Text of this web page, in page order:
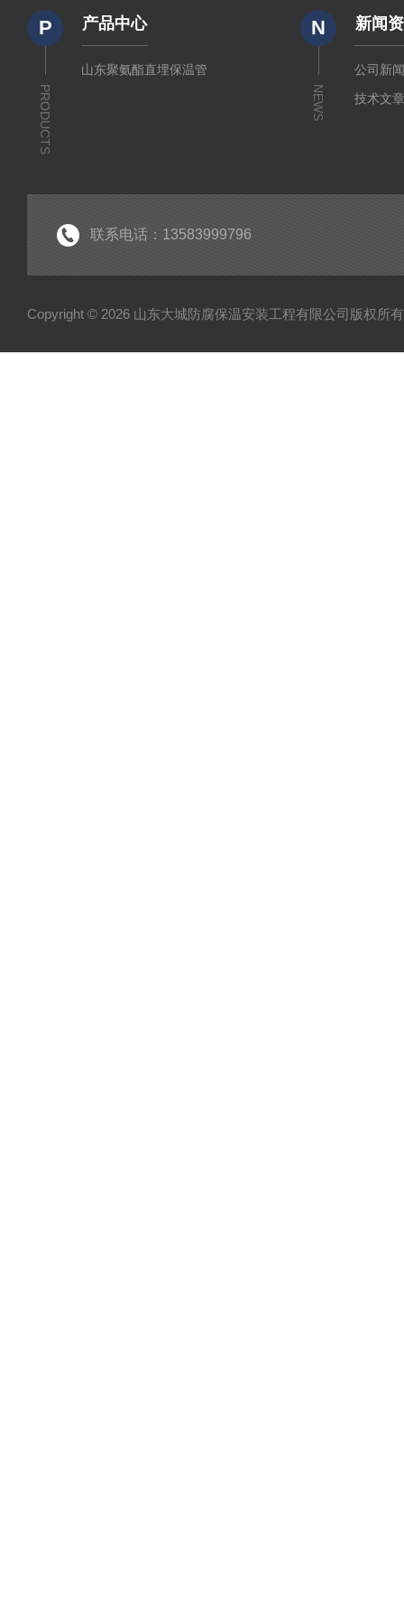
P
PRODUCTS
产品中心
山东聚氨酯直埋保温管
N
NEWS
新闻
公司新
技术文
联系电话：13583999796
Copyright © 2026 山东大城防腐保温安装工程有限公司版权所